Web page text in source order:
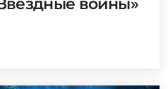
войны»